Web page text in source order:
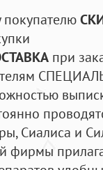
при
Сиалиса и
фирмы